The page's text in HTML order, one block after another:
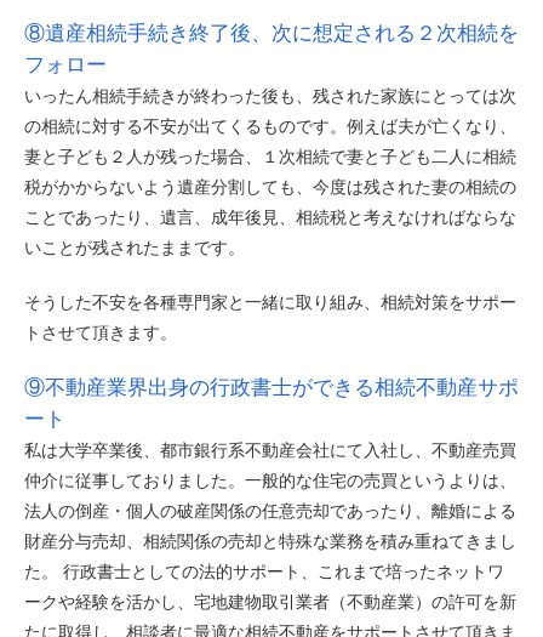
⑧遺産相続手続き終了後、次に想定される２次相続を
フォロー
いったん相続手続きが終わった後も、残された家族にとっては次
の相続に対する不安が出てくるものです。例えば夫が亡くなり、
妻と子ども２人が残った場合、１次相続で妻と子ども二人に相続
税がかからないよう遺産分割しても、今度は残された妻の相続の
ことであったり、遺言、成年後見、相続税と考えなければならな
いことが残されたままです。
そうした不安を各種専門家と一緒に取り組み、相続対策をサポー
トさせて頂きます。
⑨不動産業界出身の行政書士ができる相続不動産サポ
ート
私は大学卒業後、都市銀行系不動産会社にて入社し、不動産売買
仲介に従事しておりました。一般的な住宅の売買というよりは、
法人の倒産・個人の破産関係の任意売却であったり、離婚による
財産分与売却、相続関係の売却と特殊な業務を積み重ねてきまし
た。 行政書士としての法的サポート、これまで培ったネットワ
ークや経験を活かし、宅地建物取引業者（不動産業）の許可を新
たに取得し、相談者に最適な相続不動産をサポートさせて頂きま